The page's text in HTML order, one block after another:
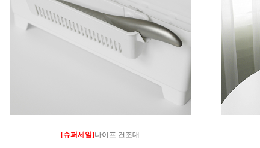
[슈퍼세일]나이프 건조대